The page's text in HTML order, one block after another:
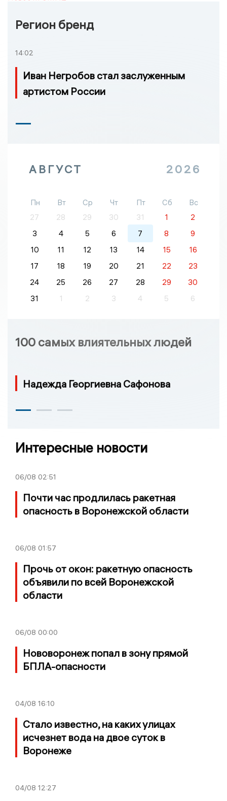
Регион бренд
14:02
Иван Негробов стал заслуженным
артистом России
АВГУСТ 2026
Пн Вт Ср Чт Пт Сб
Вс
27
28 29 30 31 1
2
3
4 5 6 7 8
9
10
11 12 13 14 15
16
17
18 19 20 21 22
23
24
25 26 27 28 29
30
31
1 2 3 4 5 6
100 самых влиятельных людей
Надежда Георгиевна Сафонова
Интересные новости
06/08 02:51
Почти час продлилась ракетная
опасность в Воронежской области
06/08 01:57
Прочь от окон: ракетную опасность
объявили по всей Воронежской
области
06/08 00:00
Нововоронеж попал в зону прямой
БПЛА-опасности
04/08 16:10
Стало известно, на каких улицах
исчезнет вода на двое суток в
Воронеже
04/08 12:27